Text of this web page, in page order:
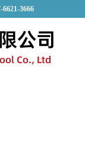
3666